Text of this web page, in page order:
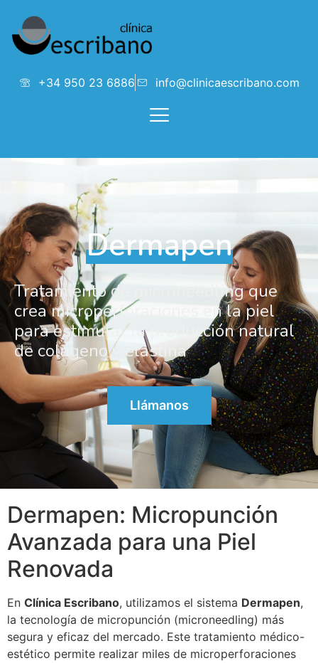
+34 950 23 6886 info@clinicaescribano.com
Dermapen
Tratamiento de microneedling que
crea microperforaciones en la piel
para estimular la producción natural
de colágeno y elastina
Llámanos
Dermapen: Micropunción
Avanzada para una Piel
Renovada
En Clínica Escribano, utilizamos el sistema Dermapen,
la tecnología de micropunción (microneedling) más
segura y eficaz del mercado. Este tratamiento médico-
estético permite realizar miles de microperforaciones